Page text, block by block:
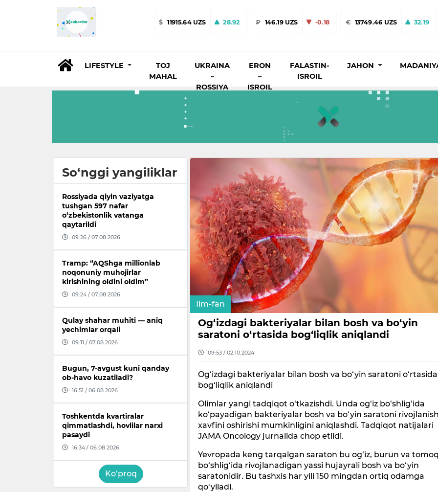
$ 11915.64 UZS 28.92 ₽ 146.19 UZS -0.18 € 13749.46 UZS 32.19
LIFESTYLE
TOJ
MAHAL
UKRAINA
–
ROSSIYA
ERON
–
ISROIL
FALASTIN-
ISROIL
JAHON
So‘nggi yangiliklar
Rossiyada qiyin vaziyatga
tushgan 597 nafar
o‘zbekistonlik vatanga
qaytarildi
09:26 / 07.08.2026
Tramp: “AQShga millionlab
noqonuniy muhojirlar
kirishining oldini oldim”
09:24 / 07.08.2026
Qulay shahar muhiti — aniq
yechimlar orqali
09:11 / 07.08.2026
Bugun, 7-avgust kuni qanday
ob-havo kuzatiladi?
16:51 / 06.08.2026
Toshkentda kvartiralar
qimmatlashdi, hovlilar narxi
pasaydi
16:34 / 06.08.2026
Ko‘proq
Ilm-fan
Og‘izdagi bakteriyalar bilan bosh va bo‘yin
saratoni o‘rtasida bog‘liqlik aniqlandi
09:53 / 02.10.2024
Og‘izdagi bakteriyalar bilan bosh va bo‘yin saratoni o‘rtasida
bog‘liqlik aniqlandi
Olimlar yangi tadqiqot o‘tkazishdi. Unda og‘iz bo‘shlig‘ida
ko‘payadigan bakteriyalar bosh va bo‘yin saratoni
xavfini oshirishi mumkinligini aniqlashdi. Tadqiqot natijalari
JAMA Oncology jurnalida chop etildi.
Yevropada keng tarqalgan saraton bu og‘iz, burun va
bo‘shlig‘ida rivojlanadigan yassi hujayrali bosh va bo‘yin
saratonidir. Bu tashxis har yili 150 mingdan ortiq odamga
qo‘yiladi.